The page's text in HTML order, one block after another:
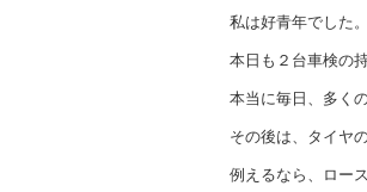
私は好青年でした
本日も２台車検の
本当に毎日、多く
その後は、タイヤ
例えるなら、ロー